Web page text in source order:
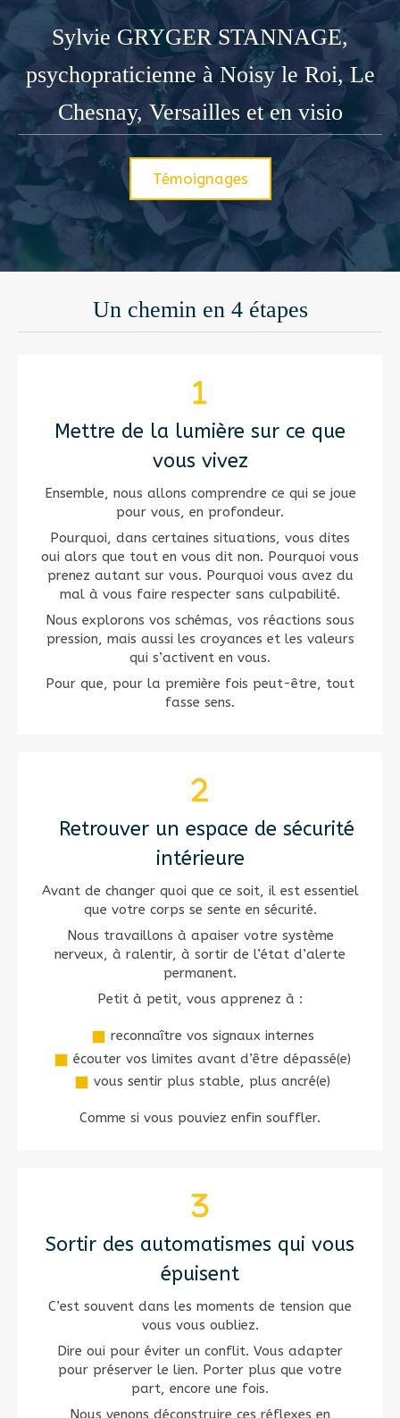
Sylvie GRYGER STANNAGE,
psychopraticienne à Noisy le Roi, Le
Chesnay, Versailles et en visio
Témoignages
Un chemin en 4 étapes
Mettre de la lumière sur ce que
vous vivez
Ensemble, nous allons comprendre ce qui se joue
pour vous, en profondeur.
Pourquoi, dans certaines situations, vous dites
oui alors que tout en vous dit non. Pourquoi vous
prenez autant sur vous. Pourquoi vous avez du
mal à vous faire respecter sans culpabilité.
Nous explorons vos schémas, vos réactions sous
pression, mais aussi les croyances et les valeurs
qui s’activent en vous.
Pour que, pour la première fois peut-être, tout
fasse sens.
️ Retrouver un espace de sécurité
intérieure
Avant de changer quoi que ce soit, il est essentiel
que votre corps se sente en sécurité.
Nous travaillons à apaiser votre système
nerveux, à ralentir, à sortir de l’état d’alerte
permanent.
Petit à petit, vous apprenez à :
reconnaître vos signaux internes
écouter vos limites avant d’être dépassé(e)
vous sentir plus stable, plus ancré(e)
Comme si vous pouviez enfin souffler.
Sortir des automatismes qui vous
épuisent
C’est souvent dans les moments de tension que
vous vous oubliez.
Dire oui pour éviter un conflit. Vous adapter
pour préserver le lien. Porter plus que votre
part, encore une fois.
Nous venons déconstruire ces réflexes en